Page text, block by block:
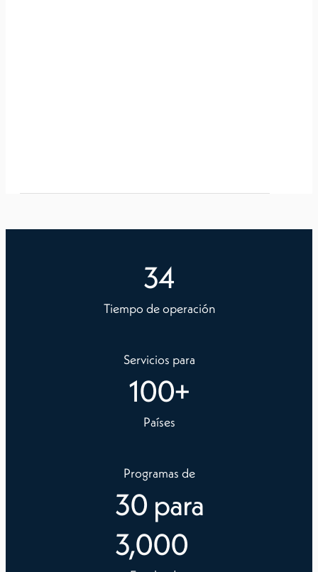
34
Tiempo de operación
Servicios para
100+
Países
Programas de
30 para
3,000